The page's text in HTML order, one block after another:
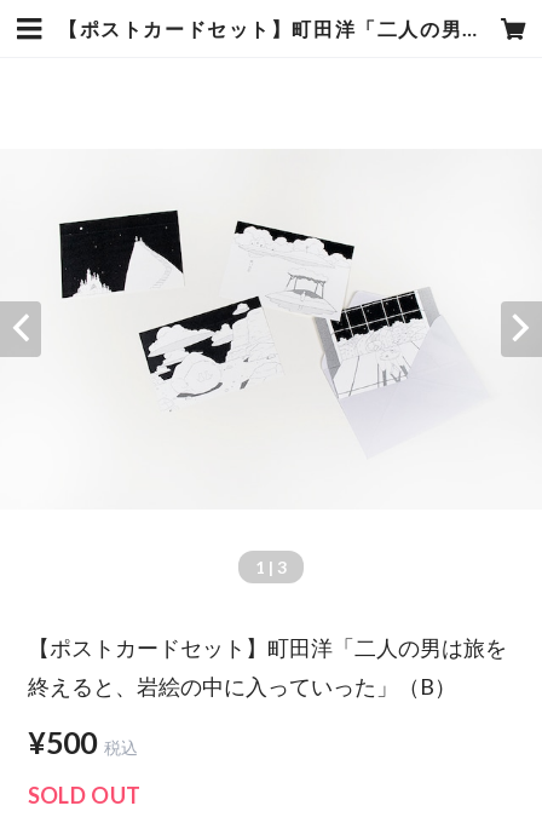
【ポストカードセット】町田洋「二人の男は旅を終えると、岩絵の中に入っていった」（B） | トースト
1 | 3
【ポストカードセット】町田洋「二人の男は旅を
終えると、岩絵の中に入っていった」（B）
¥500 税込
SOLD OUT